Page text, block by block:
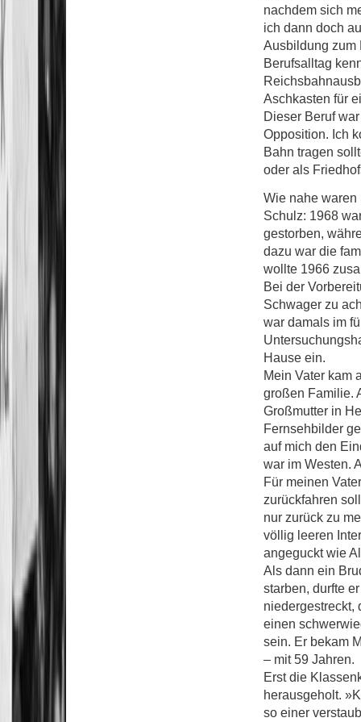
nachdem sich
ich dann doch
Ausbildung zum
Berufsalltag
Aschkasten für
Dieser Beruf
Opposition. Ich
Bahn tragen
oder als
Wie nahe waren
Schulz: 1968
gestorben,
dazu war die
wollte 1966
Bei der
Schwager zu
war damals im
Hause ein.
Mein Vater kam
großen Familie.
Großmutter in
Fernsehbilder
auf mich den
war im Westen.
Für meinen
zurückfahren
nur zurück zu
völlig leeren
angeguckt wie
Als dann ein
starben, durfte
niedergestreckt,
einen
sein. Er bekam
– mit 59 Jahren.
Erst die
herausgeholt.
so einer